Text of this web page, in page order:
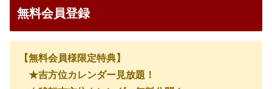
無料会員登録
【無料会員様限定特典】
★吉方位カレンダー見放題！